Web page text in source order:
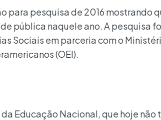
para pesquisa de 2016 mostrando
pública naquele ano. A pesquisa
Sociais em parceria com o
(OEI).
Educação Nacional, que hoje não